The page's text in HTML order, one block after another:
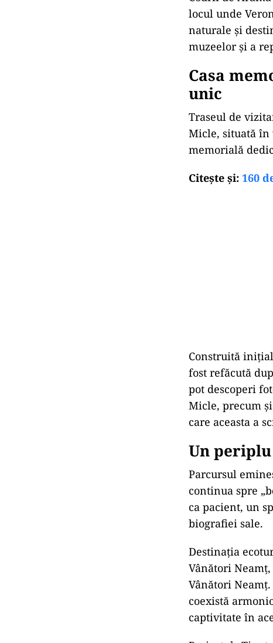
locul unde
naturale și
muzeelor și a
Casa
unic
Traseul de
Micle, situată în
memorială
Citeşte şi: 160
Construită
fost refăcută
pot descoperi
Micle, precum
care aceasta a
Un
Parcursul
continua spre
ca pacient, un
biografiei sale.
Destinația
Vânători
Vânători
coexistă
captivitate în